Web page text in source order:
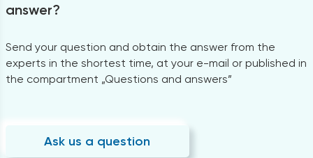
answer?
Send your question and obtain the answer from the
experts in the shortest time, at your e-mail or published in
the compartment „Questions and answers”
Ask us a question